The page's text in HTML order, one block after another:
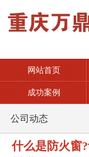
网站首页
成功案例
公司动态
什么是防火窗